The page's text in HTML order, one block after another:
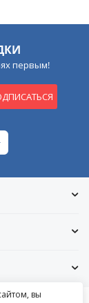
первым!
вы